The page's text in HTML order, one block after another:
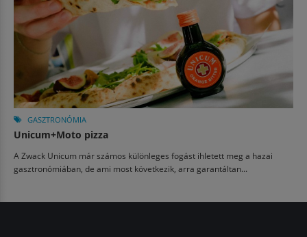
GASZTRONÓMIA
Unicum+Moto pizza
A Zwack Unicum már számos különleges fogást ihletett meg a hazai
gasztronómiában, de ami most következik, arra garantáltan...